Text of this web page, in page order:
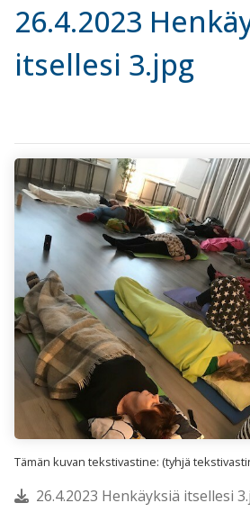
26.4.2023
itsellesi 3.jpg
Tämän kuvan tekstivastine: (tyhjä
26.4.2023 Henkäyksiä itsellesi